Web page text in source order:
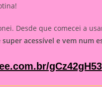
Desde que comecei a
super acessível e vem num
gCz42gH53